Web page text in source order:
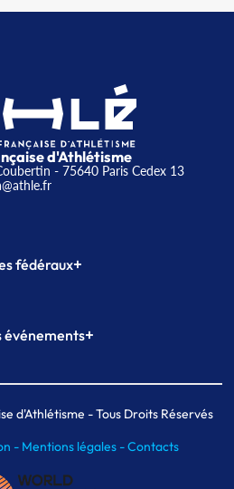
d'Athlétisme
- 75640 Paris Cedex 13
fédéraux+
Formation
événements+
de Paris indoor
Ekiden de Paris
d'Athlétisme - Tous Droits Réservés
- Mentions légales -Contacts